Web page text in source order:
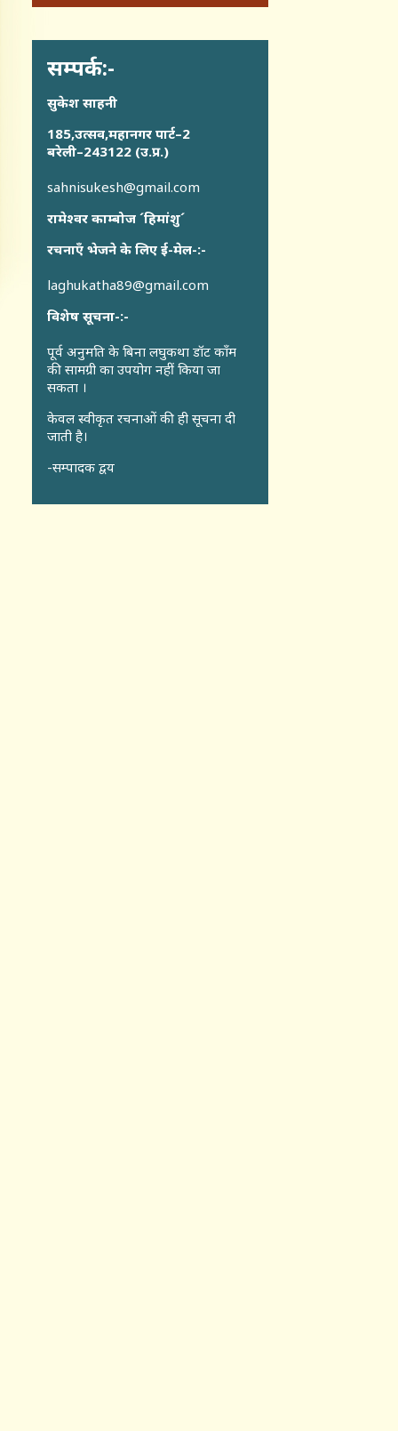
सम्पर्क:-
सुकेश साहनी
185,उत्सव,महानगर पार्ट–2
बरेली–243122 (उ.प्र.)
sahnisukesh@gmail.com
रामेश्वर काम्बोज ´हिमांशु´
रचनाएँ भेजने के लिए ई-मेल-:-
laghukatha89@gmail.com
विशेष सूचना-:-
पूर्व अनुमति के बिना लघुकथा डॉट कॉंम
की सामग्री का उपयोग नहीं किया जा
सकता ।
केवल स्वीकृत रचनाओं की ही सूचना दी
जाती है।
-सम्पादक द्वय